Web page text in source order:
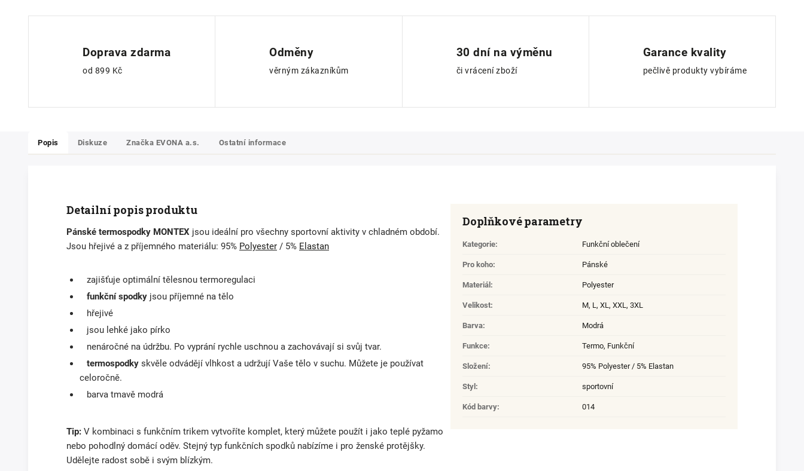
Doprava zdarma
od 899 Kč
Odměny
věrným zákazníkům
30 dní na výměnu
či vrácení zboží
Garance kvality
pečlivě produkty vybíráme
Popis Diskuze Značka EVONA a.s. Ostatní informace
Detailní popis produktu
Pánské termospodky MONTEX jsou ideální pro všechny sportovní aktivity v chladném období.
Jsou hřejivé a z příjemného materiálu: 95% Polyester / 5% Elastan
zajišťuje optimální tělesnou termoregulaci
funkční spodky jsou příjemné na tělo
hřejivé
jsou lehké jako pírko
nenáročné na údržbu. Po vyprání rychle uschnou a zachovávají si svůj tvar.
termospodky skvěle odvádějí vlhkost a udržují Vaše tělo v suchu. Můžete je používat
celoročně.
barva tmavě modrá
Tip: V kombinaci s funkčním trikem vytvoříte komplet, který můžete použít i jako teplé pyžamo
nebo pohodlný domácí oděv. Stejný typ funkčních spodků nabízíme i pro ženské protějšky.
Udělejte radost sobě i svým blízkým.
Doplňkové parametry
Kategorie: Funkční oblečení
Pro koho: Pánské
Materiál: Polyester
Velikost: M, L , XL , XXL , 3XL
Barva: Modrá
Funkce: Termo, Funkční
Složení: 95% Polyester / 5% Elastan
Styl: sportovní
Kód barvy: 014